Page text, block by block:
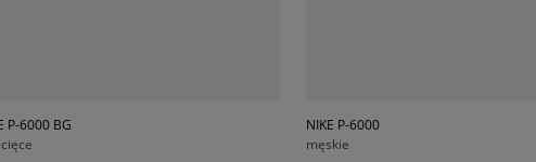
P-6000 BG
NIKE P-6000
męskie